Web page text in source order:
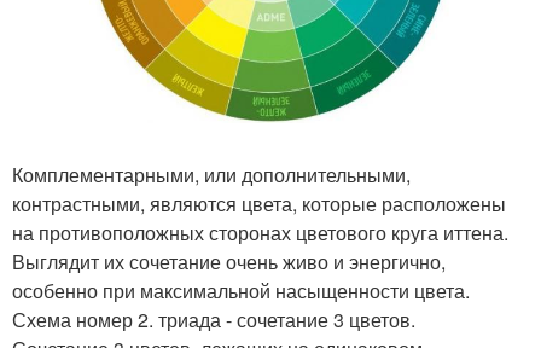
Комплементарными, или дополнительными,
контрастными, являются цвета, которые расположены
на противоположных сторонах цветового круга иттена.
Выглядит их сочетание очень живо и энергично,
особенно при максимальной насыщенности цвета.
Схема номер 2. триада - сочетание 3 цветов.